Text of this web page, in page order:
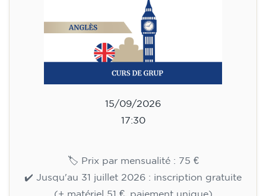
(+ matériel 51 €, paiement unique)
✔️ À partir du 1ᵉʳ août 2026 : inscription +
matériel inclus 95 € (paiement unique)
Places limitées !
Cours d'anglais pour enfants de
8 à 12 ans - niveau A1 -